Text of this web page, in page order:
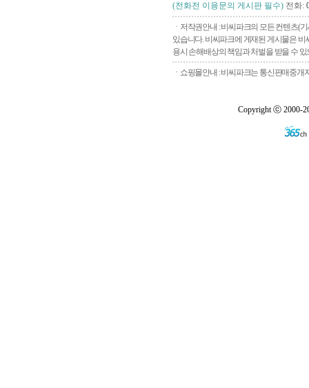
(전화전 이용문의 게시판 필수) 전화:
ㆍ저작권안내 : 비씨파크의 모든 컨텐츠(
있습니다. 비씨파크에 게재된 게시물은
용시 손해배상의 책임과 처벌을 받을 수
ㆍ쇼핑몰안내 : 비씨파크는 통신판매중개
Copyright ⓒ 2000-